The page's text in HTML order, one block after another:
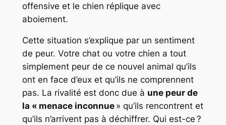
offensive et le chien réplique avec
aboiement.
Cette situation s’explique par un sentiment
de peur. Votre chat ou votre chien a tout
simplement peur de ce nouvel animal qu’ils
ont en face d’eux et qu’ils ne comprennent
pas. La rivalité est donc due à une peur de
la « menace inconnue » qu’ils rencontrent et
qu’ils n’arrivent pas à déchiffrer. Qui est-ce ?